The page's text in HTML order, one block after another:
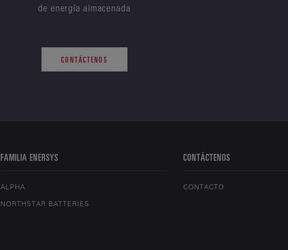
de energía almacenada
CONTÁCTENOS
FAMILIA ENERSYS
ALPHA
NORTHSTAR BATTERIES
CONTÁCTENOS
CONTACTO